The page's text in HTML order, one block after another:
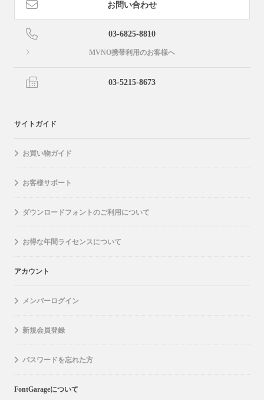
お問い合わせ
03-6825-8810
MVNO携帯利用のお客様へ
03-5215-8673
サイトガイド
お買い物ガイド
お客様サポート
ダウンロードフォントのご利用について
お得な年間ライセンスについて
アカウント
メンバーログイン
新規会員登録
パスワードを忘れた方
FontGarageについて